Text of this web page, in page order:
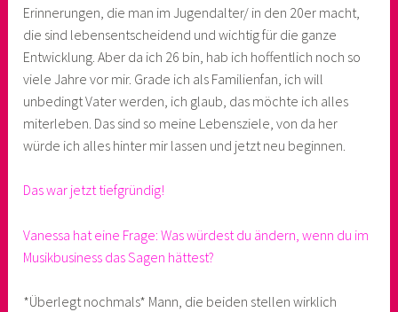
Erinnerungen, die man im Jugendalter/ in den 20er macht,
die sind lebensentscheidend und wichtig für die ganze
Entwicklung. Aber da ich 26 bin, hab ich hoffentlich noch so
viele Jahre vor mir. Grade ich als Familienfan, ich will
unbedingt Vater werden, ich glaub, das möchte ich alles
miterleben. Das sind so meine Lebensziele, von da her
würde ich alles hinter mir lassen und jetzt neu beginnen.
Das war jetzt tiefgründig!
Vanessa hat eine Frage: Was würdest du ändern, wenn du im
Musikbusiness das Sagen hättest?
*Überlegt nochmals* Mann, die beiden stellen wirklich